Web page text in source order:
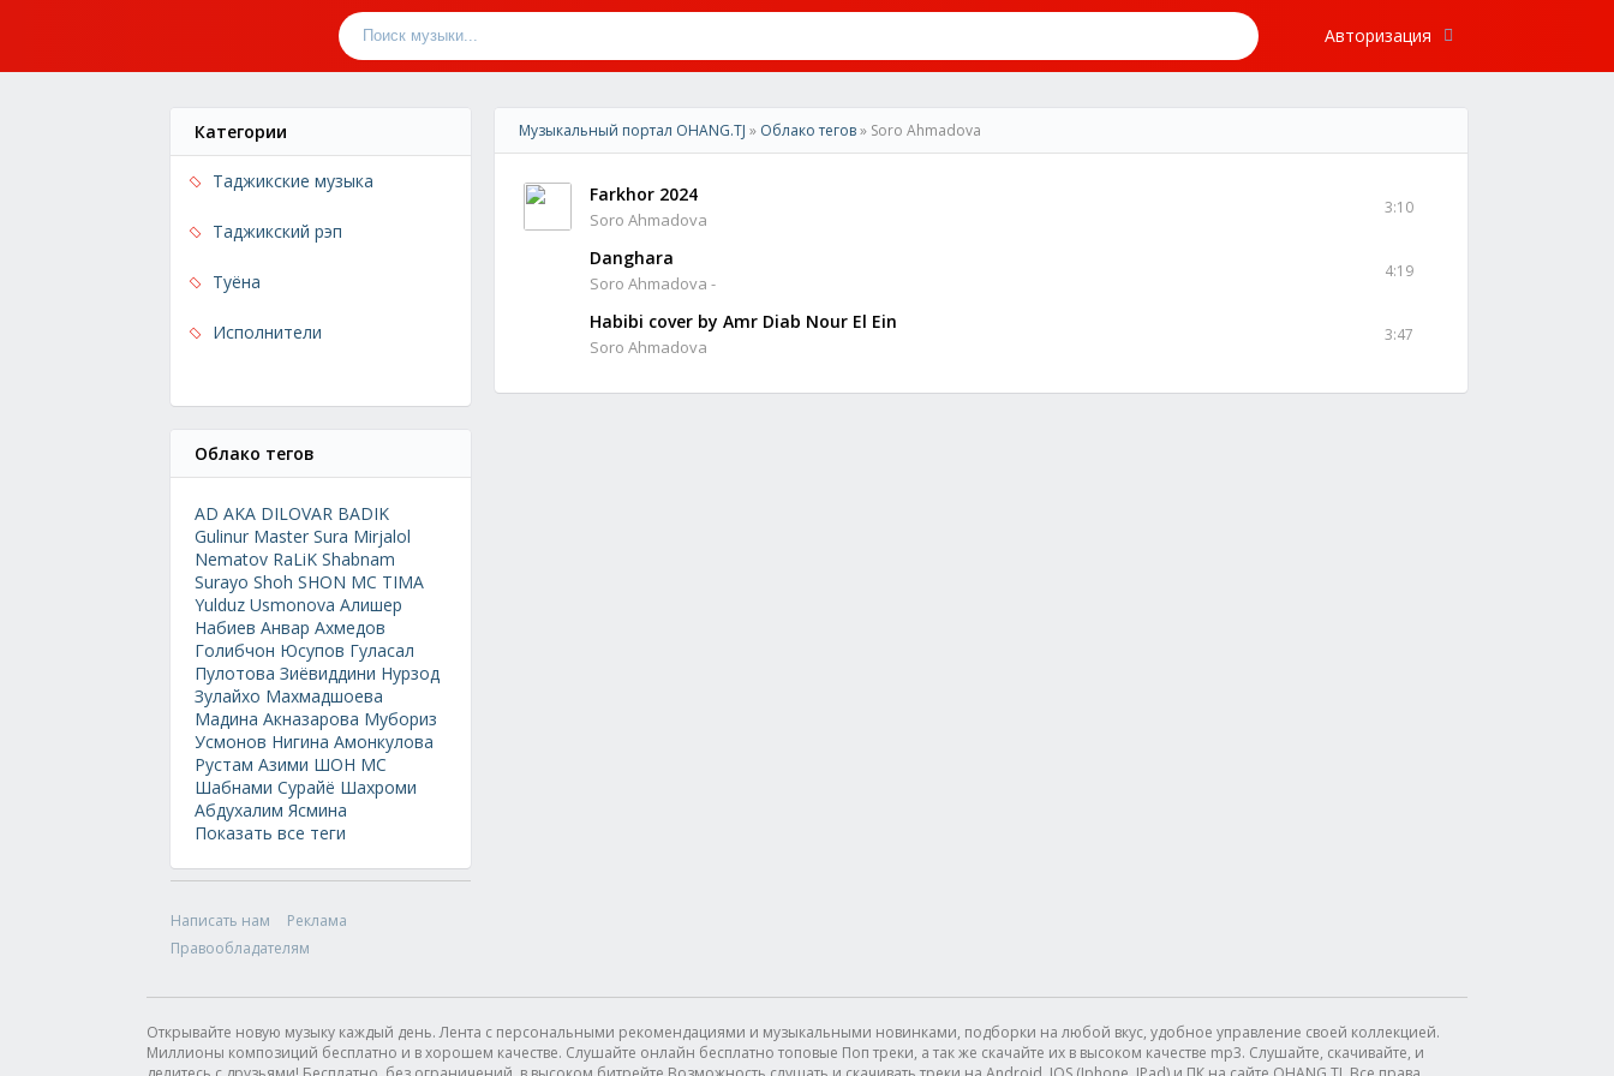
Авторизация
Категории
Таджикские музыка
Таджикский рэп
Туёна
Исполнители
Облако тегов
AD AKA DILOVAR BADIK
Gulinur Master Sura Mirjalol
Nematov RaLiK Shabnam
Surayo Shoh SHON MC TIMA
Yulduz Usmonova Алишер
Набиев Анвар Ахмедов
Голибчон Юсупов Гуласал
Пулотова Зиёвиддини Нурзод
Зулайхо Махмадшоева
Мадина Акназарова Мубориз
Усмонов Нигина Амонкулова
Рустам Азими ШОН МС
Шабнами Сурайё Шахроми
Абдухалим Ясмина
Показать все теги
Написать нам
Реклама
Правообладателям
Музыкальный портал OHANG.TJ » Облако тегов» Soro Ahmadova
Farkhor 2024
Soro Ahmadova
3:10
Danghara
Soro Ahmadova -
4:19
Habibi cover by Amr Diab Nour El Ein
Soro Ahmadova
3:47
Открывайте новую музыку каждый день. Лента с персональными рекомендациями и музыкальными новинками, подборки на любой вкус, удобное управление своей коллекцией.
Миллионы композиций бесплатно и в хорошем качестве. Слушайте онлайн бесплатно топовые Поп треки, а так же скачайте их в высоком качестве mp3. Слушайте, скачивайте, и